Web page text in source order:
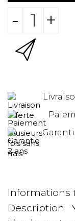
- +
Informations
Description